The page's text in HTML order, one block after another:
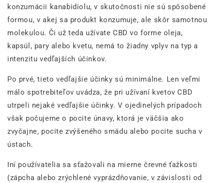
konzumácii kanabidiolu, v skutočnosti nie sú spôsobené
formou, v akej sa produkt konzumuje, ale skôr samotnou
molekulou. Či už teda užívate CBD vo forme oleja,
kapsúl, pary alebo kvetu, nemá to žiadny vplyv na typ a
intenzitu vedľajších účinkov.
Po prvé, tieto vedľajšie účinky sú minimálne. Len veľmi
málo spotrebiteľov uvádza, že pri užívaní kvetov CBD
utrpeli nejaké vedľajšie účinky. V ojedinelých prípadoch
však počujeme o pocite únavy, ktorá je väčšia ako
zvyčajne, pocite zvýšeného smädu alebo pocite sucha v
ústach.
Iní používatelia sa sťažovali na mierne črevné ťažkosti
(zápcha alebo zrýchlené vyprázdňovanie, v závislosti od